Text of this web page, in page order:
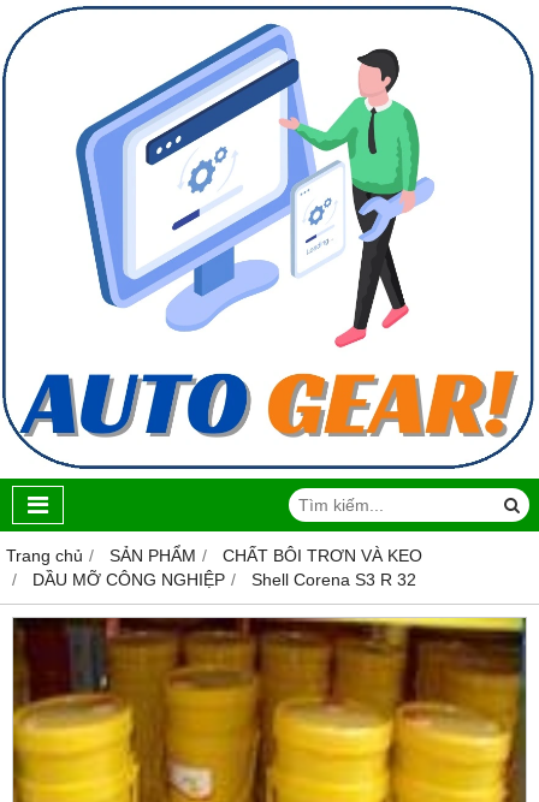
Trang chủ SẢN PHẨM
CHẤT BÔI TRƠN VÀ KEO
DẦU MỠ CÔNG NGHIỆP
Shell Corena S3 R 32